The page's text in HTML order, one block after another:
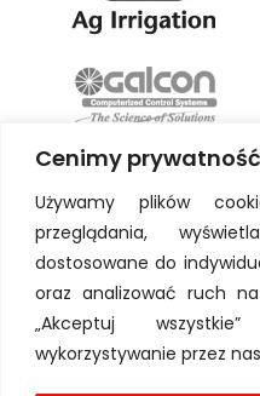
Cenimy
Używamy plików
przeglądania,
dostosowane do
oraz analizować ruch
„Akceptuj
wykorzystywanie przez